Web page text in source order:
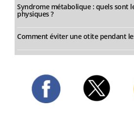
Syndrome métabolique : quels sont
physiques ?
Comment éviter une otite pendant